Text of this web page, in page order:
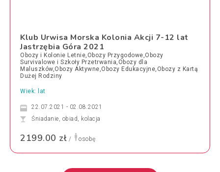
Klub Urwisa Morska Kolonia Akcji 7-12 lat
Jastrzębia Góra 2021
Obozy i Kolonie Letnie,Obozy Przygodowe,Obozy
Survivalowe i Szkoły Przetrwania,Obozy dla
Maluszków,Obozy Aktywne,Obozy Edukacyjne,Obozy z Kartą
Dużej Rodziny
Wiek: lat
22.07.2021 - 02.08.2021
Śniadanie, obiad, kolacja
2199.00 zł / osobę